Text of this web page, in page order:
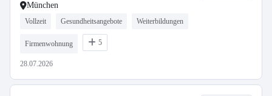
München
Vollzeit Gesundheitsangebote Weiterbildungen
Firmenwohnung 5
28.07.2026